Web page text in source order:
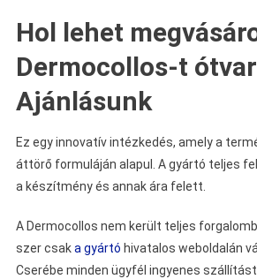
Hol lehet
Dermocollos-t
Ajánlásunk
Ez egy innovatív intézkedés, amely a
áttörő formuláján alapul. A gyártó teljes
a készítmény és annak ára felett.
A Dermocollos nem került teljes
szer csaka gyártó hivatalos weboldalán
Cserébe minden ügyfél ingyenes szállítást